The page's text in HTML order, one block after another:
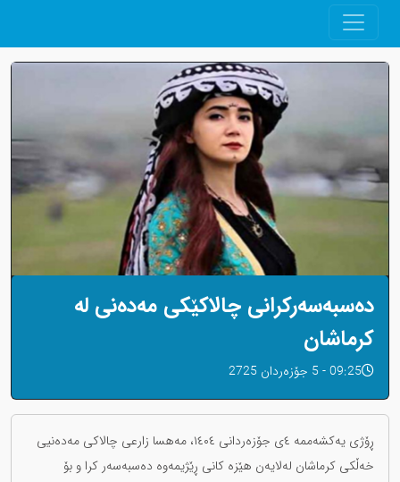
دەسبەسەرکرانی چالاکێکی مەدەنی لە
کرماشان
09:25 - 5 جۆزەردان 2725
ڕۆژی یەکشەممە ٤ی جۆزەردانی ١٤٠٤، مەهسا زارعی چالاکی مەدەنیی
خەڵکی کرماشان لەلایەن هێزە کانی ڕێژیمەوە دەسبەسەر کرا و بۆ